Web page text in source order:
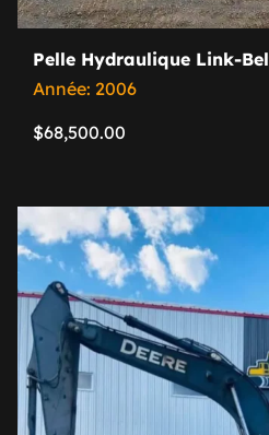
Pelle Hydraulique Link-
Année: 2006
$68,500.00